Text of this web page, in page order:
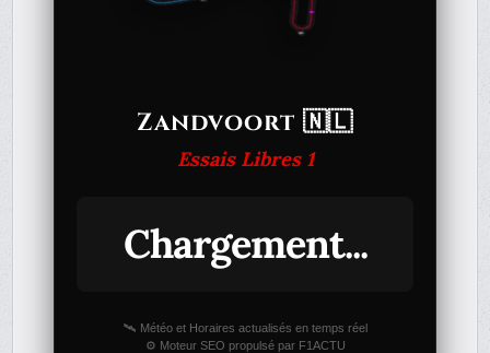
Zandvoort 🇳🇱
Essais Libres 1
Chargement...
🛰️ Météo et Horaires actualisés en temps réel
⚙️ Moteur SEO propulsé par F1ACTU